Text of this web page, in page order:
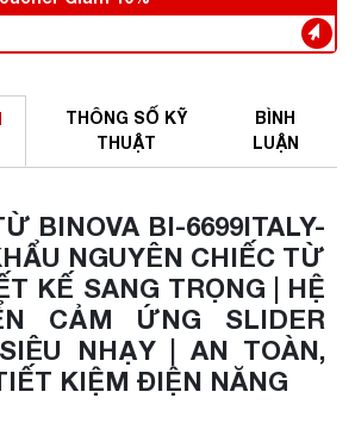
THÔNG SỐ KỸ
THUẬT
BÌNH
LUẬN
BINOVA BI-6699ITALY-
NGUYÊN CHIẾC TỪ
KẾ SANG TRỌNG | HỆ
CẢM ỨNG SLIDER
NHẠY | AN TOÀN,
KIỆM ĐIỆN NĂNG